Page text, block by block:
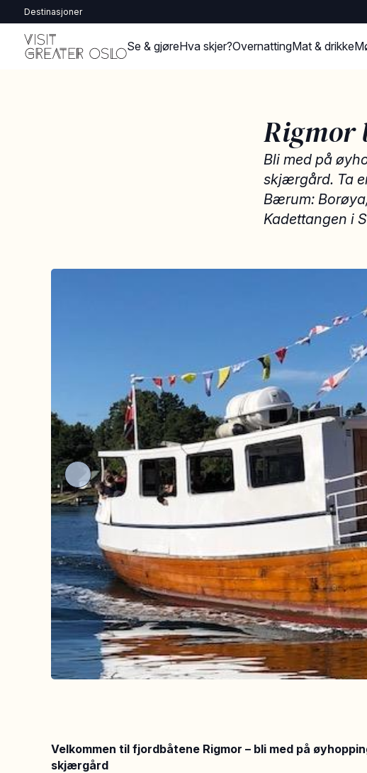
Destinasjoner
Se & gjøreHva skjer?OvernattingMat & drikke
Rigmor
Bli med på
skjærgård. Ta
Bærum:
Kadettangen i
Velkommen til fjordbåtene Rigmor – bli med på
skjærgård